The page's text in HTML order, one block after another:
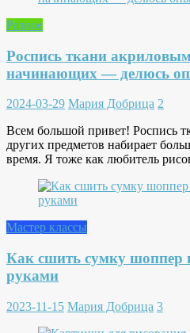
Разное
Роспись ткани
начинающих — делюсь
2024-03-29 Мария Добрица 2
Всем большой привет! Роспись
других предметов набирает
время. Я тоже как любитель
Мастер классы
Как сшить сумку шоппер
руками
2023-11-15 Мария Добрица 3